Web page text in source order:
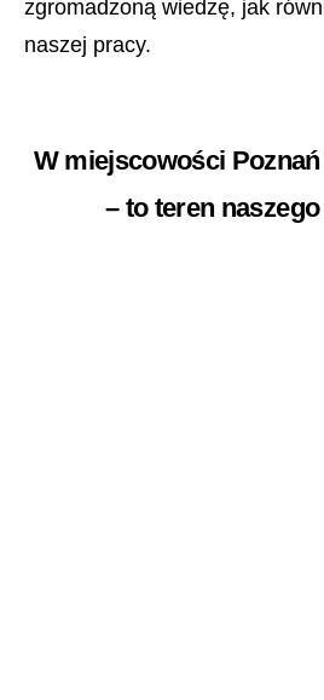
zgromadzoną wiedzę, jak
naszej pracy.
W miejscowości
– to teren naszego